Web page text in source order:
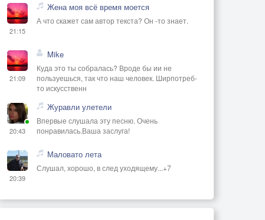
21:15
Жена моя всё время моется
А что скажет сам автор текста? Он -то знает.
21:09
Mike
Куда это ты собралась? Вроде бы ии не
пользуешься, так что наш человек. Ширпотреб-
то искусственн
20:43
Журавли улетели
Впервые слушала эту песню. Очень
понравилась.Ваша заслуга!
20:39
Маловато лета
Слушал, хорошо, в след уходящему...+7